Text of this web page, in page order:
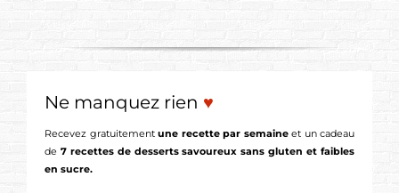
Ne manquez rien ♥
Recevez gratuitement une recette par semaineet un cadeau
de 7 recettes de desserts savoureux sans gluten et faibles
en sucre.